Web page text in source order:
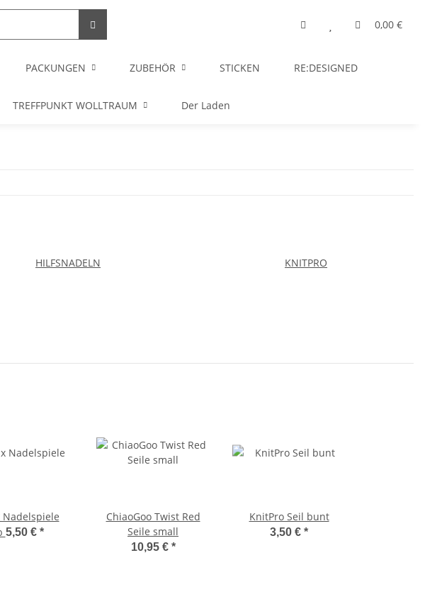
0,00 €
PACKUNGEN ZUBEHÖR STICKEN RE:DESIGNED
TREFFPUNKT WOLLTRAUM Der Laden
HILFSNADELN KNITPRO
Nadelspiele
5,50 € *
ChiaoGoo Twist Red
Seile small
10,95 € *
KnitPro Seil bunt
3,50 € *